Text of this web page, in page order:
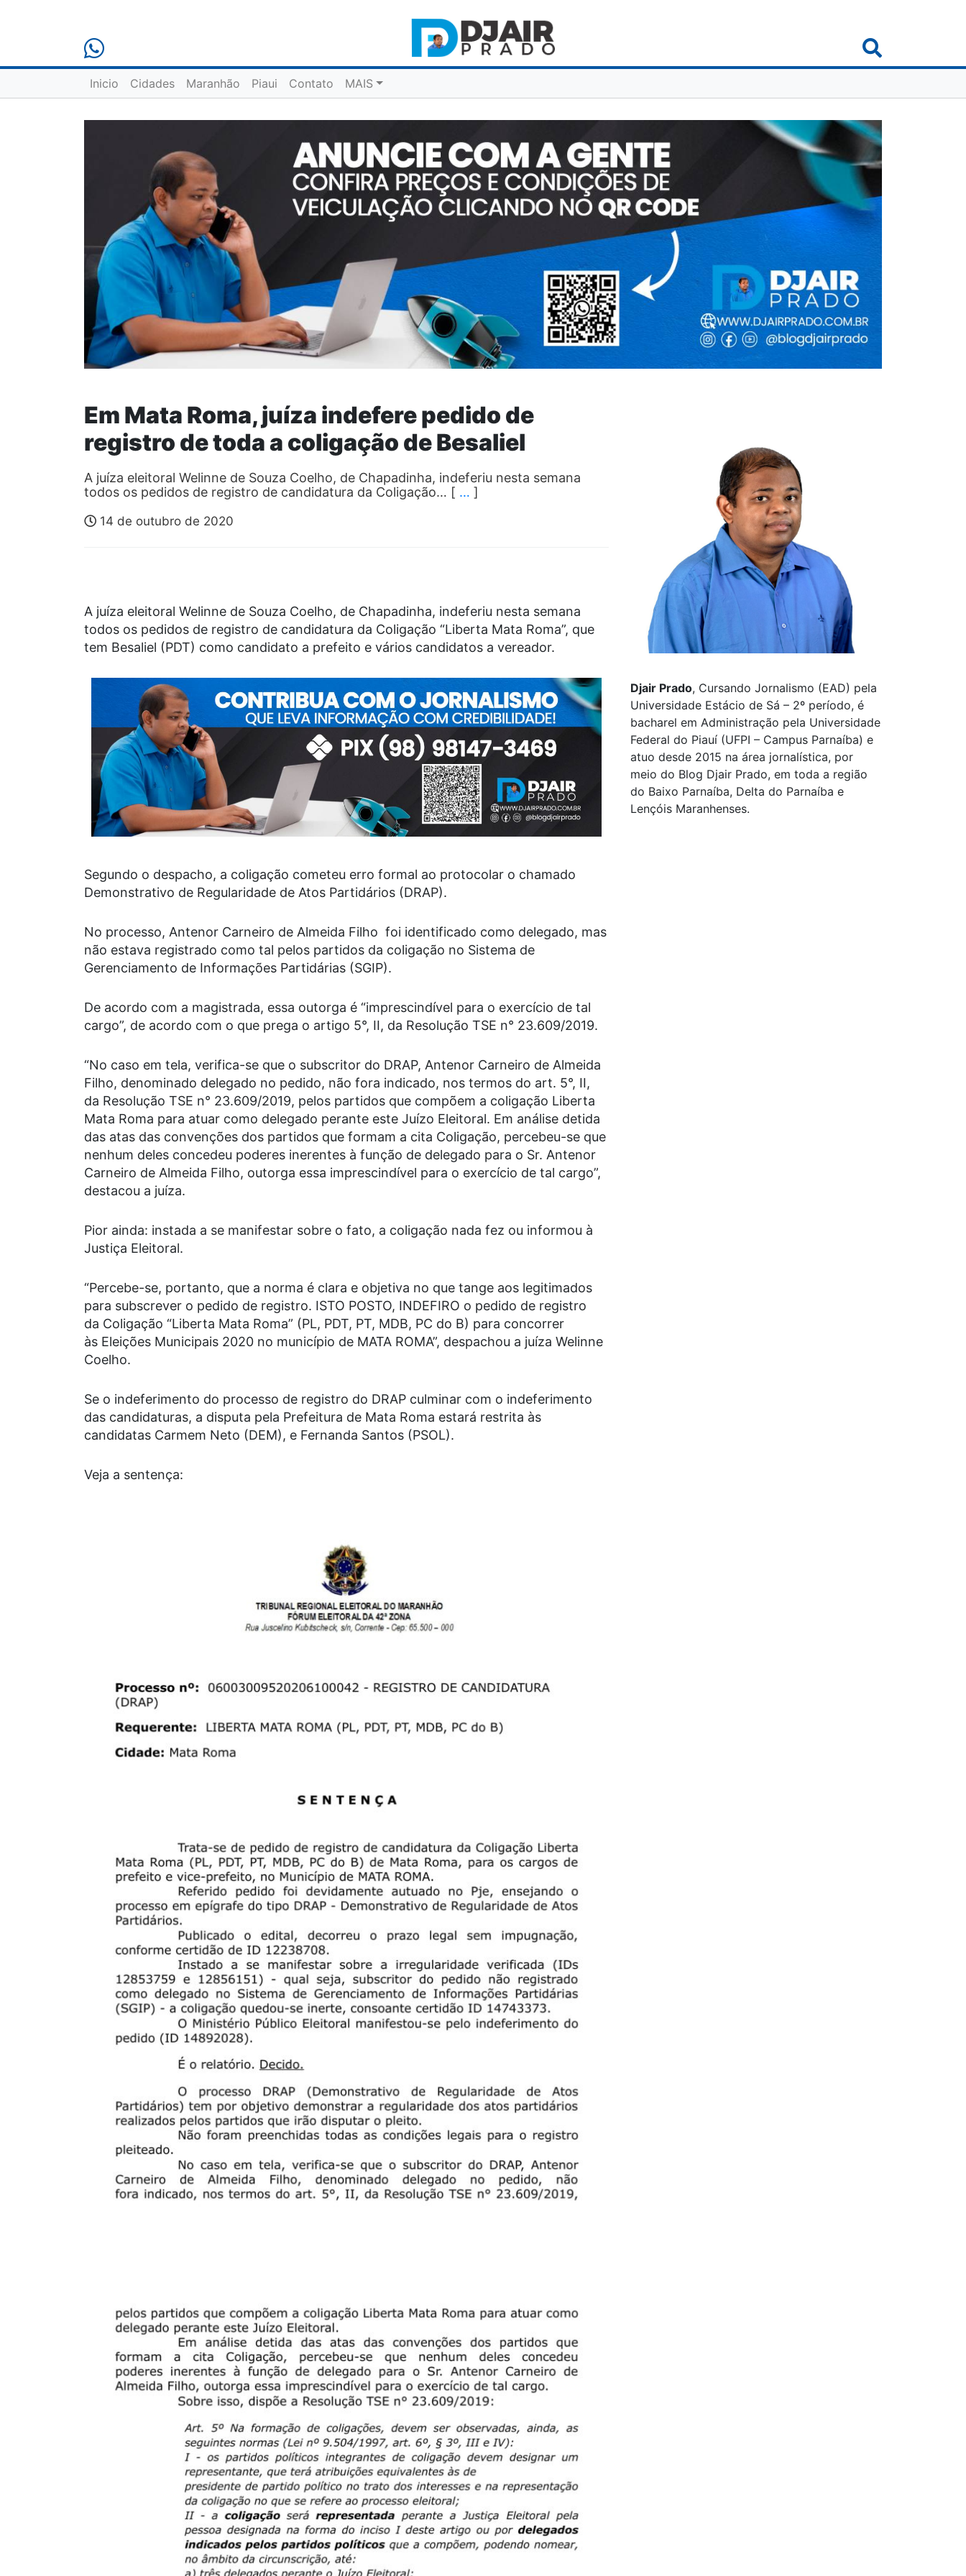
Inicio Cidades Maranhão Piaui Contato MAIS
Em Mata Roma, juíza indefere pedido de
registro de toda a coligação de Besaliel
A juíza eleitoral Welinne de Souza Coelho, de Chapadinha, indeferiu nesta semana
todos os pedidos de registro de candidatura da Coligação… [ … ]
14 de outubro de 2020
A juíza eleitoral Welinne de Souza Coelho, de Chapadinha, indeferiu nesta semana
todos os pedidos de registro de candidatura da Coligação “Liberta Mata Roma”, que
tem Besaliel (PDT) como candidato a prefeito e vários candidatos a vereador.
Segundo o despacho, a coligação cometeu erro formal ao protocolar o chamado
Demonstrativo de Regularidade de Atos Partidários (DRAP).
No processo, Antenor Carneiro de Almeida Filho foi identificado como delegado, mas
não estava registrado como tal pelos partidos da coligação no Sistema de
Gerenciamento de Informações Partidárias (SGIP).
De acordo com a magistrada, essa outorga é “imprescindível para o exercício de tal
cargo”, de acordo com o que prega o artigo 5°, II, da Resolução TSE n° 23.609/2019.
“No caso em tela, verifica-se que o subscritor do DRAP, Antenor Carneiro de Almeida
Filho, denominado delegado no pedido, não fora indicado, nos termos do art. 5°, II,
da Resolução TSE n° 23.609/2019, pelos partidos que compõem a coligação Liberta
Mata Roma para atuar como delegado perante este Juízo Eleitoral. Em análise detida
das atas das convenções dos partidos que formam a cita Coligação, percebeu-se que
nenhum deles concedeu poderes inerentes à função de delegado para o Sr. Antenor
Carneiro de Almeida Filho, outorga essa imprescindível para o exercício de tal cargo”,
destacou a juíza.
Pior ainda: instada a se manifestar sobre o fato, a coligação nada fez ou informou à
Justiça Eleitoral.
“Percebe-se, portanto, que a norma é clara e objetiva no que tange aos legitimados
para subscrever o pedido de registro. ISTO POSTO, INDEFIRO o pedido de registro
da Coligação “Liberta Mata Roma” (PL, PDT, PT, MDB, PC do B) para concorrer
às Eleições Municipais 2020 no município de MATA ROMA”, despachou a juíza Welinne
Coelho.
Se o indeferimento do processo de registro do DRAP culminar com o indeferimento
das candidaturas, a disputa pela Prefeitura de Mata Roma estará restrita às
candidatas Carmem Neto (DEM), e Fernanda Santos (PSOL).
Veja a sentença:
Djair Prado, Cursando Jornalismo (EAD) pela
Universidade Estácio de Sá – 2º período, é
bacharel em Administração pela Universidade
Federal do Piauí (UFPI – Campus Parnaíba) e
atuo desde 2015 na área jornalística, por
meio do Blog Djair Prado, em toda a região
do Baixo Parnaíba, Delta do Parnaíba e
Lençóis Maranhenses.